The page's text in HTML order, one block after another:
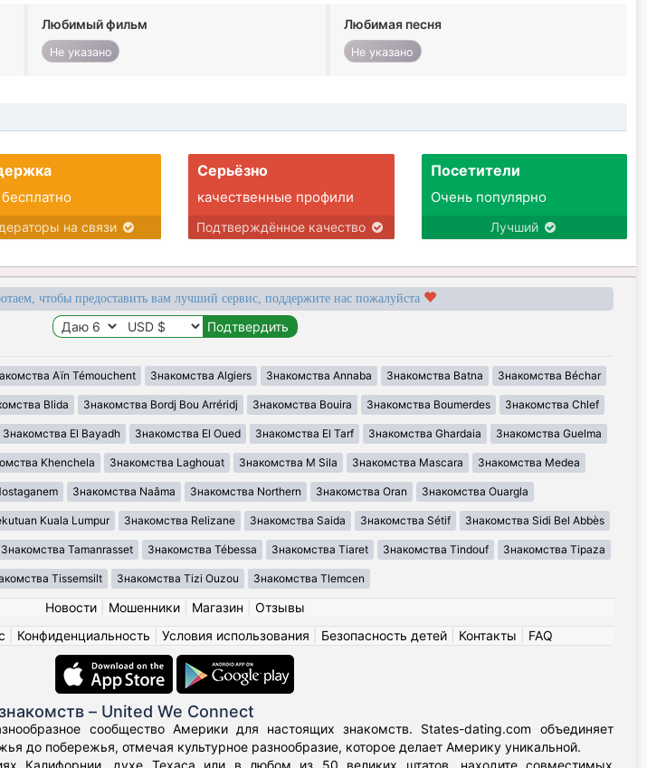
Любимый фильм
Не указано
Любимая песня
Не указано
бесплатно
на связи
Серьёзно
качественные профили
Подтверждённое качество
Посетители
Очень популярно
Лучший
чтобы предоставить вам лучший сервис, поддержите нас пожалуйста
Aïn Témouchent Знакомства Algiers Знакомства Annaba Знакомства Batna Знакомства Béchar
Blida Знакомства Bordj Bou Arréridj Знакомства Bouira Знакомства Boumerdes Знакомства Chlef
Знакомства El Bayadh Знакомства El Oued Знакомства El Tarf Знакомства Ghardaia Знакомства Guelma
Khenchela Знакомства Laghouat Знакомства M Sila Знакомства Mascara Знакомства Medea
Знакомства Naâma Знакомства Northern Знакомства Oran Знакомства Ouargla
Kuala Lumpur Знакомства Relizane Знакомства Saida Знакомства Sétif Знакомства Sidi Bel Abbès
Знакомства Tamanrasset Знакомства Tébessa Знакомства Tiaret Знакомства Tindouf Знакомства Tipaza
Tissemsilt Знакомства Tizi Ouzou Знакомства Tlemcen
Новости| Мошенники| Магазин
Отзывы
Конфиденциальность Условия использования Безопасность детей Контакты FAQ
– United We Connect
сообщество Америки для настоящих знакомств. States-dating.com объединяет
до побережья, отмечая культурное разнообразие, которое делает Америку уникальной.
Калифорнии, духе Техаса или в любом из 50 великих штатов, находите совместимых